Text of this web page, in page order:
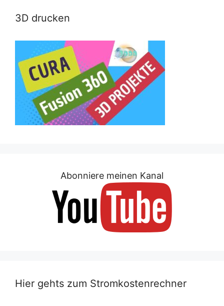
3D drucken
Abonniere meinen Kanal
Hier gehts zum Stromkostenrechner